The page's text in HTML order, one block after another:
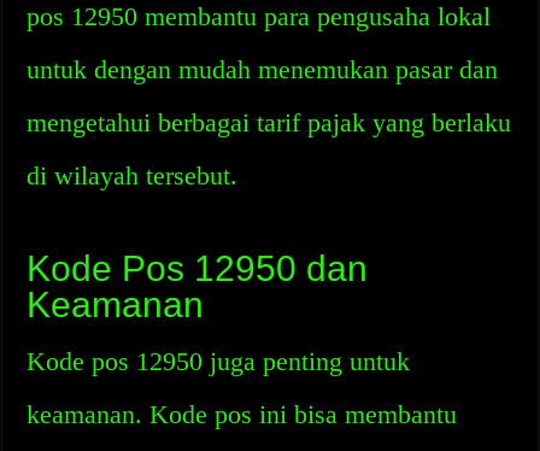
pos 12950 membantu para pengusaha lokal
untuk dengan mudah menemukan pasar dan
mengetahui berbagai tarif pajak yang berlaku
di wilayah tersebut.
Kode Pos 12950 dan
Keamanan
Kode pos 12950 juga penting untuk
keamanan. Kode pos ini bisa membantu